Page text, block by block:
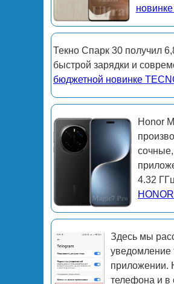
Текно Спарк 30 получил
быстрой зарядки и
бюджетной новинке
Honor
4.32
Здесь мы
уведомление
приложении.
телефона и в